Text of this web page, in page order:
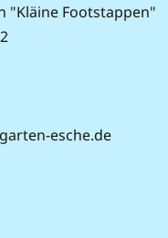
"Kläine Footstappen"
esche.de